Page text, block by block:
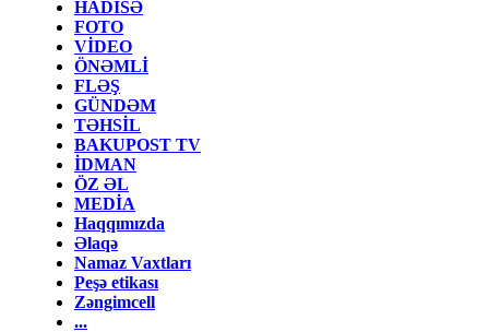
HADİSƏ
FOTO
VİDEO
ÖNƏMLİ
FLƏŞ
GÜNDƏM
TƏHSİL
BAKUPOST TV
İDMAN
ÖZ ƏL
MEDİA
Haqqımızda
Əlaqə
Namaz Vaxtları
Peşə etikası
Zəngimcell
...